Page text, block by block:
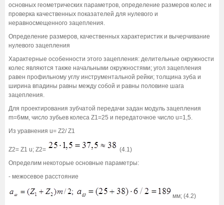
основных геометрических параметров, определение размеров колес и
проверка качественных показателей для нулевого и
неравносмещенного зацепления.
Определение размеров, качественных характеристик и вычерчивание
нулевого зацепления
Характерные особенности этого зацепления: делительные окружности
колес являются также начальными окружностями; угол зацепления
равен профильному углу инструментальной рейки; толщина зуба и
ширина впадины равны между собой и равны половине шага
зацепления.
Для проектирования зубчатой передачи задан модуль зацепления
m=6мм, число зубьев колеса Z1=25 и передаточное число u=1,5.
Из уравнения u= Z2/ Z1
Z2= Z1 u; Z2=
(4.1)
Определим некоторые основные параметры:
- межосевое расстояние
мм; (4.2)